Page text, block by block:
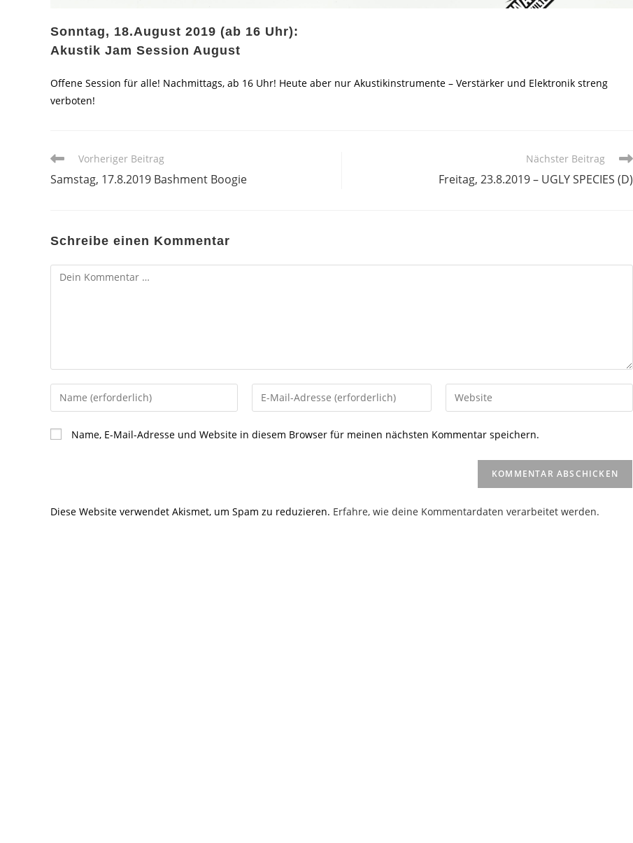
Sonntag, 18.August 2019 (ab 16 Uhr):
Akustik Jam Session August
Offene Session für alle! Nachmittags, ab 16 Uhr! Heute aber nur Akustikinstrumente – Verstärker und Elektronik streng
verboten!
Weitere
ansehen
Vorheriger Beitrag
Samstag, 17.8.2019 Bashment Boogie
Nächster Beitrag
Freitag, 23.8.2019 – UGLY SPECIES (D)
Schreibe einen Kommentar
Kommentar
Gib
deinen
Namen
oder
ein
Gib
deine
ein
Gib
deine
Name, E-Mail-Adresse und Website in diesem Browser für meinen nächsten Kommentar speichern.
Diese Website verwendet Akismet, um Spam zu reduzieren. Erfahre, wie deine Kommentardaten verarbeitet werden.